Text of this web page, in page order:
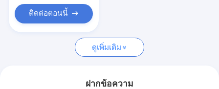
ติดต่อตอนนี้
ดูเพิ่มเติม
ฝากข้อความ